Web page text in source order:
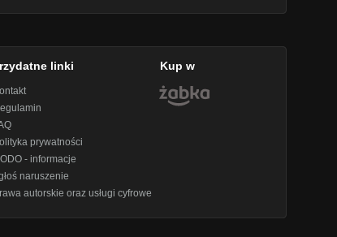
linki
prywatności
- informacje
naruszenie
autorskie oraz usługi cyfrowe
Kup w